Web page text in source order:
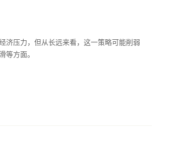
济压力，但从长远来看，这一策略可能削弱
等方面。